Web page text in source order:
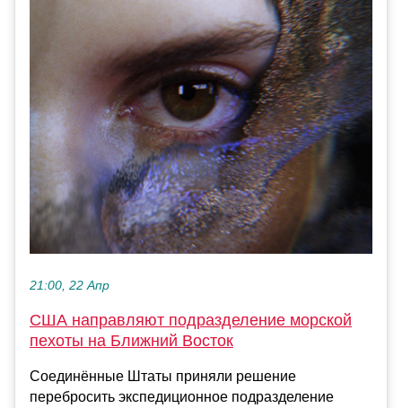
21:00, 22 Апр
США направляют подразделение морской
пехоты на Ближний Восток
Соединённые Штаты приняли решение
перебросить экспедиционное подразделение